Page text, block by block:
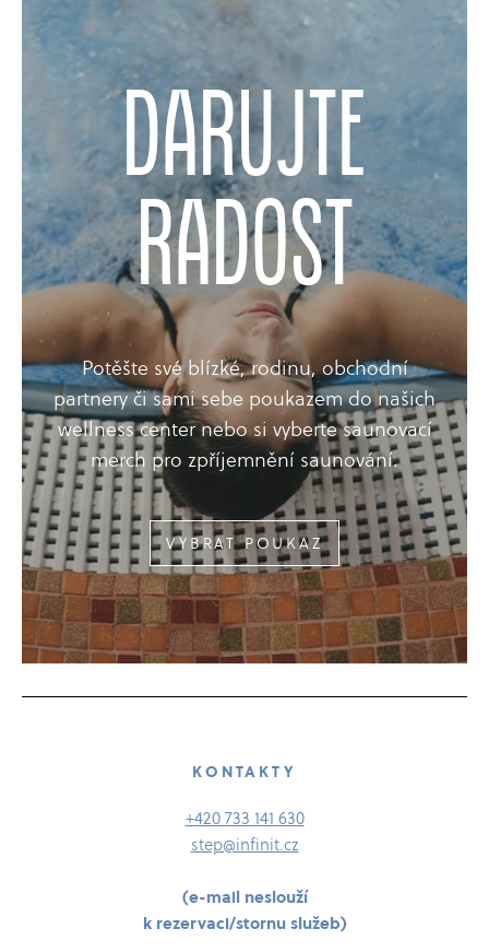
darujte
radost
Potěšte své blízké, rodinu, obchodní
partnery či sami sebe poukazem do našich
wellness center nebo si vyberte saunovací
merch pro zpříjemnění saunování.
VYBRAT POUKAZ
KONTAKTY
+420 733 141 630
step@infinit.cz
(e-​​​mail neslouží
k rezervaci/​​​stornu služeb)